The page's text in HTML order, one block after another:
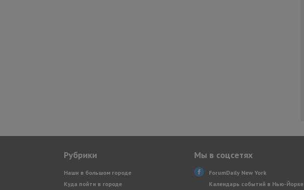
Рубрики
Наши в большом городе
Куда пойти в городе
Мы в соцсетях
ForumDaily New York
Календарь событий в Нью-Йорке